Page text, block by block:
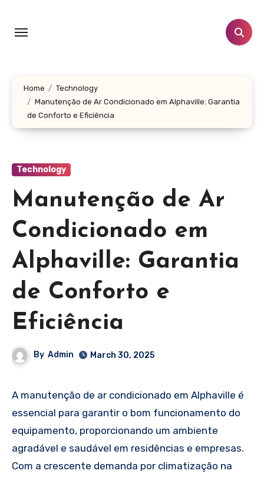
content
Home
Technology
Manutenção de Ar Condicionado em Alphaville: Garantia
de Conforto e Eficiência
Technology
Manutenção de Ar
Condicionado em
Alphaville: Garantia
de Conforto e
Eficiência
By Admin March 30, 2025
A manutenção de ar condicionado em Alphaville é
essencial para garantir o bom funcionamento do
equipamento, proporcionando um ambiente
agradável e saudável em residências e empresas.
Com a crescente demanda por climatização na